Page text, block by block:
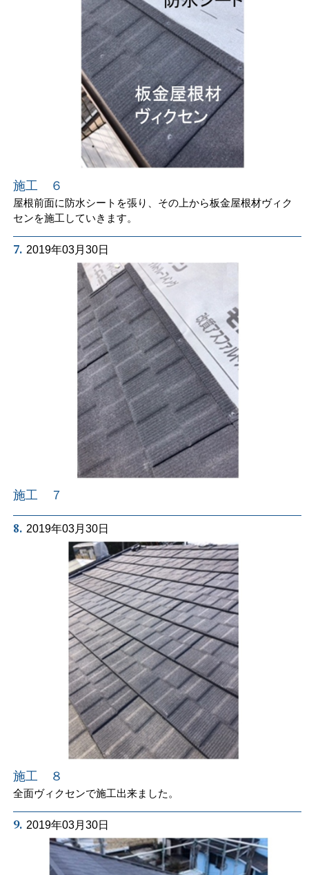
施工 ６
屋根前面に防水シートを張り、その上から板金屋根材ヴィク
センを施工していきます。
7. 2019年03月30日
施工 ７
8. 2019年03月30日
施工 ８
全面ヴィクセンで施工出来ました。
9. 2019年03月30日